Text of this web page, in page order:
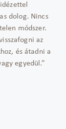
dolog. Nincs
módszer.
az
és átadni a
egyedül.”